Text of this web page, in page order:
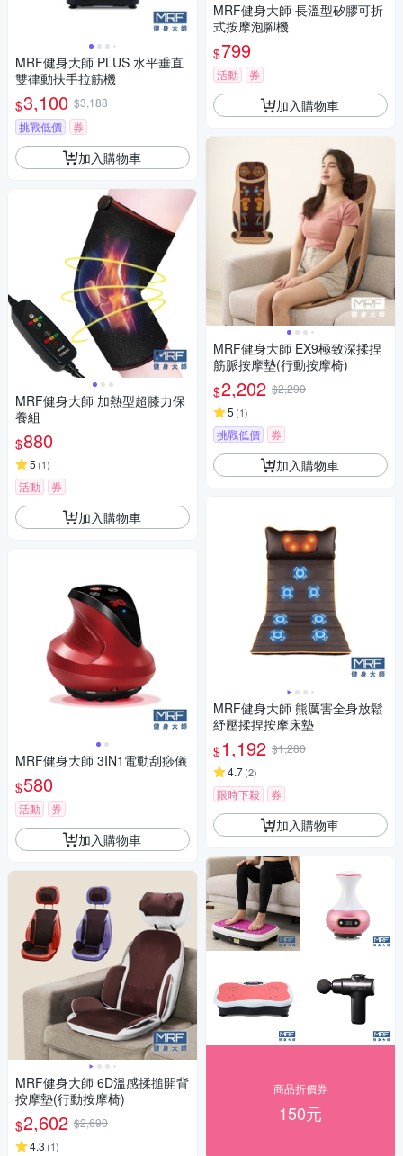
MRF健身大師 PLUS ⽔平垂直
雙律動扶⼿拉筋機
$3,100 $3,188
挑戰低價
券
加入購物車
MRF健身大師 加熱型超膝力保
養組
$880
5 (1)
活動 券
加入購物車
MRF健身大師 3IN1電動刮痧儀
$580
活動 券
加入購物車
MRF健身大師 6D溫感揉搥開背
按摩墊(行動按摩椅)
$2,602 $2,690
4.3 (1)
MRF健身大師 長溫型矽膠可折
式按摩泡腳機
$799
活動 券
加入購物車
MRF健身大師 EX9極致深揉捏
筋脈按摩墊(行動按摩椅)
$2,202 $2,290
5 (1)
挑戰低價 券
加入購物車
MRF健身大師 熊厲害全身放鬆
紓壓揉捏按摩床墊
$1,192 $1,280
4.7(2)
限時下殺 券
加入購物車
商品折價券
150元